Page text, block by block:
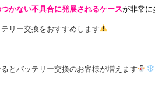
かない不具合に発展されるケースが非常に
リー交換をおすすめします
とバッテリー交換のお客様が増えます